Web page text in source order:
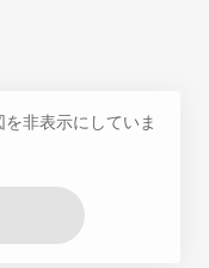
非表示にしていま